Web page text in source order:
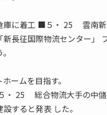
庫に着工 ■５・ 25 雲南
長征国際物流センター」
ームを目指す。
・ 25 総合物流大手の中
すると発表 した。